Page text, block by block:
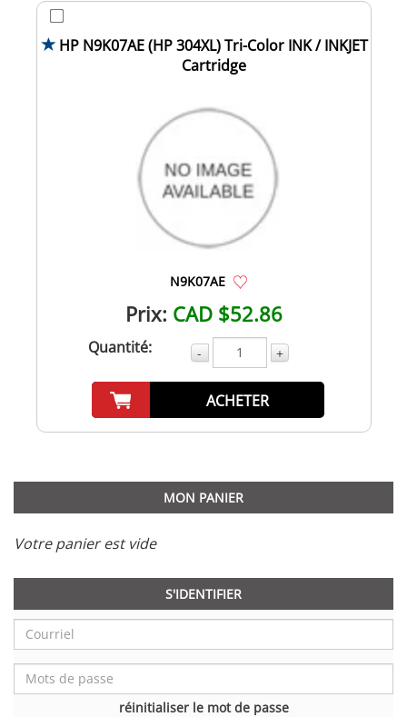
HP N9K07AE (HP 304XL) Tri-Color INK / INKJET
Cartridge
N9K07AE
Prix: CAD $52.86
Quantité: - +
ACHETER
MON PANIER
Votre panier est vide
S'IDENTIFIER
réinitialiser le mot de passe